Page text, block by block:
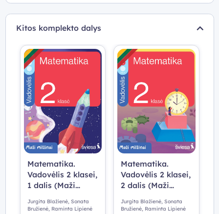
Kitos komplekto dalys
Matematika.
Vadovėlis 2 klasei,
1 dalis (Maži
Jurgita Blažienė, Sonata
Bružienė, Raminta Lipienė
Matematika.
Vadovėlis 2 klasei,
2 dalis (Maži
Jurgita Blažienė, Sonata
Bružienė, Raminta Lipienė